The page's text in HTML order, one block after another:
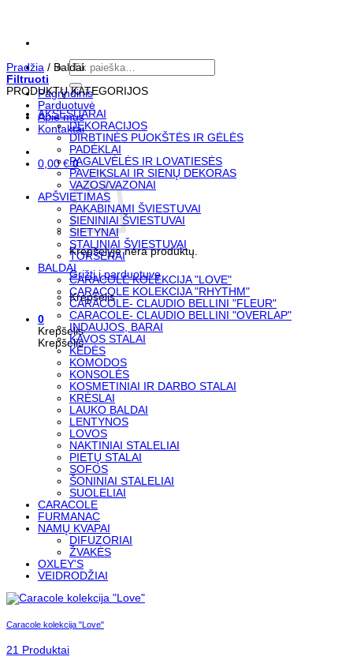
Ieškoti:
Pagrindinis
Parduotuvė
Apie mus
Kontaktai
0,00€ 0
Krepšelyje nėra produktų.
Grįžti į parduotuvę
Krepšelis
0
Krepšelis
Krepšelis
Pradžia / Baldai
Filtruoti
PRODUKTŲ KATEGORIJOS
AKSESUARAI
DEKORACIJOS
DIRBTINĖS PUOKŠTĖS IR GĖLĖS
PADĖKLAI
PAGALVĖLĖS IR LOVATIESĖS
PAVEIKSLAI IR SIENŲ DEKORAS
VAZOS/VAZONAI
APŠVIETIMAS
PAKABINAMI ŠVIESTUVAI
SIENINIAI ŠVIESTUVAI
SIETYNAI
STALINIAI ŠVIESTUVAI
TORŠERAI
BALDAI
CARACOLE KOLEKCIJA "LOVE"
CARACOLE KOLEKCIJA "RHYTHM"
CARACOLE- CLAUDIO BELLINI "FLEUR"
CARACOLE- CLAUDIO BELLINI "OVERLAP"
INDAUJOS, BARAI
KAVOS STALAI
KĖDĖS
KOMODOS
KONSOLĖS
KOSMETINIAI IR DARBO STALAI
KRĖSLAI
LAUKO BALDAI
LENTYNOS
LOVOS
NAKTINIAI STALELIAI
PIETŲ STALAI
SOFOS
ŠONINIAI STALELIAI
SUOLELIAI
CARACOLE
FURMANAC
NAMŲ KVAPAI
DIFUZORIAI
ŽVAKĖS
OXLEY'S
VEIDRODŽIAI
Caracole kolekcija "Love"
21 Produktai